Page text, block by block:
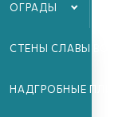
ОГРАДЫ
СТЕНЫ СЛАВЫ ВОВ
НАДГРОБНЫЕ ПЛИТЫ